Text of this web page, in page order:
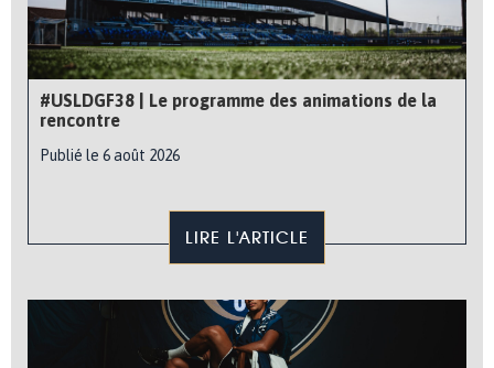
#USLDGF38 | Le programme des animations de la
rencontre
Publié le 6 août 2026
LIRE L'ARTICLE